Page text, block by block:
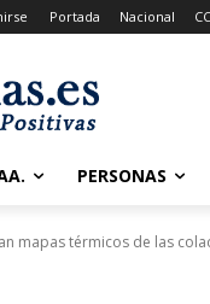
Portada Nacional
PERSONAS
mapas térmicos de las